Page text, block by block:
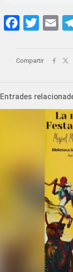
Compartir
Entrades